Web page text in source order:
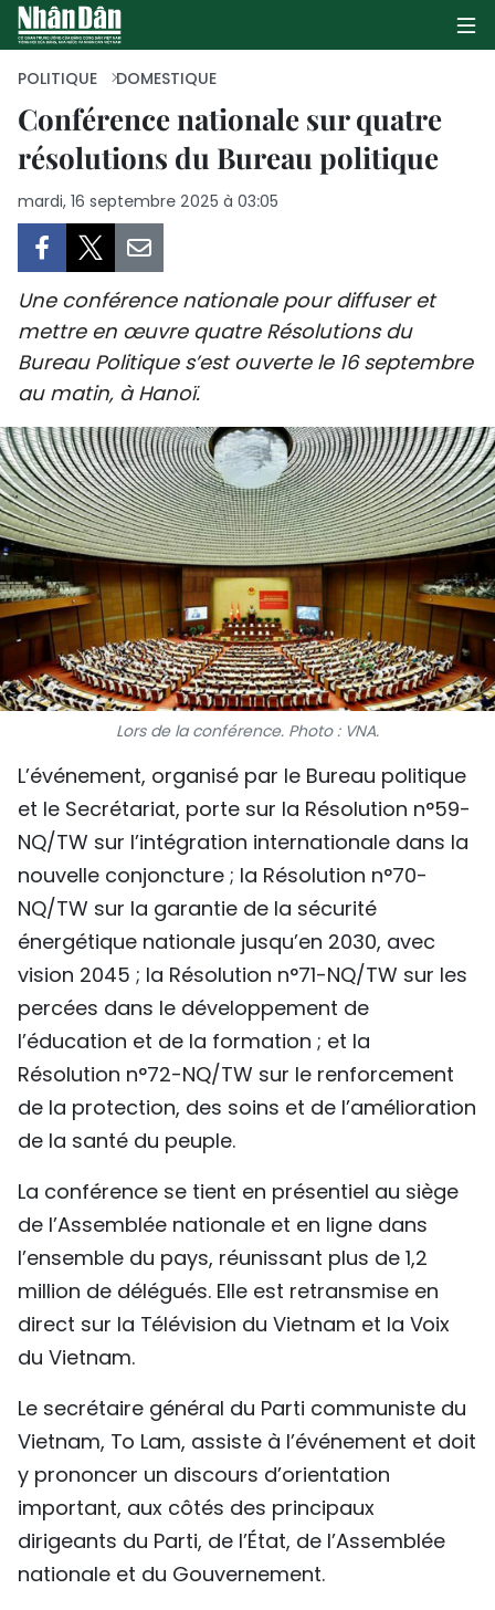
PAGE D'ACCUEIL
POLITIQUE
SOCIÉTÉ
CULTURE
ENVIRONNEMENT
SPORT
FRANCOPHONIE
PAYS NATAL
INTERNATIONAL
MÉGASTORIE
INFOGRAPHIE
PHOTO
VIDÉO
À PROPOS DU "PEUPLE"
TIẾNG VIỆT
ENGLISH
РУССКИЙ
ESPAÑOL
POLITIQUE DOMESTIQUE
Conférence nationale sur quatre
résolutions du Bureau politique
mardi, 16 septembre 2025 à 03:05
Une conférence nationale pour diffuser et
mettre en œuvre quatre Résolutions du
Bureau Politique s’est ouverte le 16 septembre
au matin, à Hanoï.
Lors de la conférence. Photo : VNA.
L’événement, organisé par le Bureau politique
et le Secrétariat, porte sur la Résolution n°59-
NQ/TW sur l’intégration internationale dans la
nouvelle conjoncture ; la Résolution n°70-
NQ/TW sur la garantie de la sécurité
énergétique nationale jusqu’en 2030, avec
vision 2045 ; la Résolution n°71-NQ/TW sur les
percées dans le développement de
l’éducation et de la formation ; et la
Résolution n°72-NQ/TW sur le renforcement
de la protection, des soins et de l’amélioration
de la santé du peuple.
La conférence se tient en présentiel au siège
de l’Assemblée nationale et en ligne dans
l’ensemble du pays, réunissant plus de 1,2
million de délégués. Elle est retransmise en
direct sur la Télévision du Vietnam et la Voix
du Vietnam.
Le secrétaire général du Parti communiste du
Vietnam, To Lam, assiste à l’événement et doit
y prononcer un discours d’orientation
important, aux côtés des principaux
dirigeants du Parti, de l’État, de l’Assemblée
nationale et du Gouvernement.